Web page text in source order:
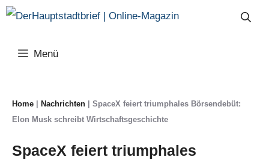
Zum
springenMenü
Home Nachrichten
SpaceX feiert triumphales Börsendebüt:
Elon Musk schreibt Wirtschaftsgeschichte
SpaceX feiert triumphales